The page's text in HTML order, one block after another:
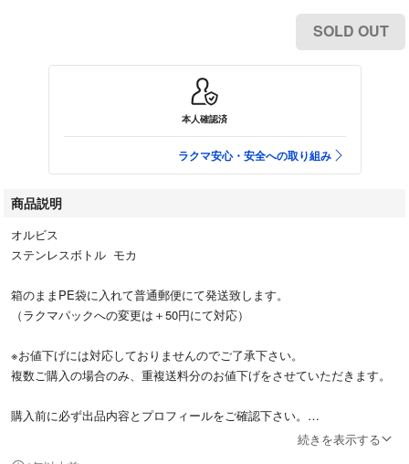
SOLD OUT
本人確認済
ラクマ安心・安全への取り組み
商品説明
オルビス
ステンレスボトル モカ
箱のままPE袋に入れて普通郵便にて発送致します。
（ラクマパックへの変更は＋50円にて対応）
※お値下げには対応しておりませんのでご了承下さい。
複数ご購入の場合のみ、重複送料分のお値下げをさせていただきます。
購入前に必ず出品内容とプロフィールをご確認下さい。
続きを表示する